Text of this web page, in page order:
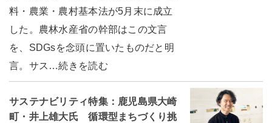
料・農業・農村基本法が5月末に成立
した。農林水産省の幹部はこの文言
を、SDGsを念頭に置いたものだと明
言。サス…続きを読む
サステナビリティ特集：鹿児島県大崎
町・井上雄大氏 循環型まちづくり挑